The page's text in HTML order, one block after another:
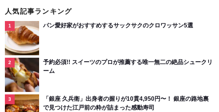
人気記事ランキング
パン愛好家がおすすめするサックサクのクロワッサン5選
予約必須!! スイーツのプロが推薦する唯一無二の絶品シュークリ
ーム
「銀座 久兵衛」出身者の握りが10貫4,950円〜！ 銀座の路地裏
で見つけた江戸前の粋が詰まった感動寿司